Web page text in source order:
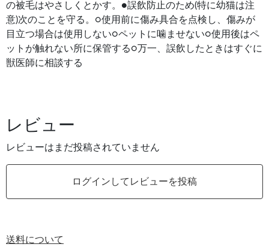
の被毛はやさしくとかす。●誤飲防止のため(特に幼猫は注
意)次のことを守る。○使用前に傷み具合を点検し、傷みが
目立つ場合は使用しない○ペットに噛ませない○使用後はペ
ットが触れない所に保管する○万一、誤飲したときはすぐに
獣医師に相談する
レビュー
レビューはまだ投稿されていません
ログインしてレビューを投稿
送料について